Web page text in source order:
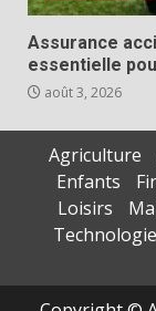
Assurance
essentielle
août 3, 2026
Agriculture
Enfants
Loisirs
Technologie